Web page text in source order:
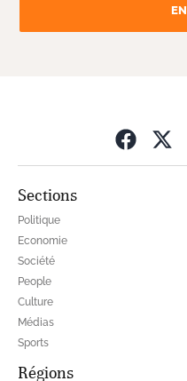
Sections
Politique
Economie
Société
People
Culture
Médias
Sports
Régions